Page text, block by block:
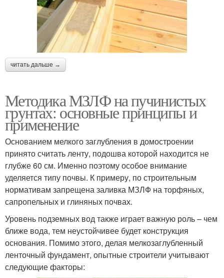
читать дальше →
Методика МЗЛФ на пучинистых
грунтах: основные принципы и
применение
Основанием мелкого заглубления в домостроении
принято считать ленту, подошва которой находится не
глубже 60 см. Именно поэтому особое внимание
уделяется типу почвы. К примеру, по строительным
нормативам запрещена заливка МЗЛФ на торфяных,
сапропельных и глиняных почвах.
Уровень подземных вод также играет важную роль – чем
ближе вода, тем неустойчивее будет конструкция
основания. Помимо этого, делая мелкозаглубленный
ленточный фундамент, опытные строители учитывают
следующие факторы: